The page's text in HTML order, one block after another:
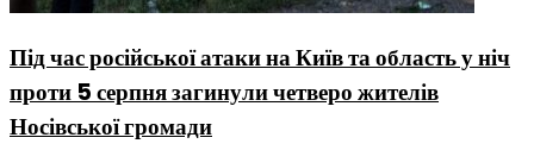
Під час російської атаки на Київ та область у ніч
проти 5 серпня загинули четверо жителів
Носівської громади